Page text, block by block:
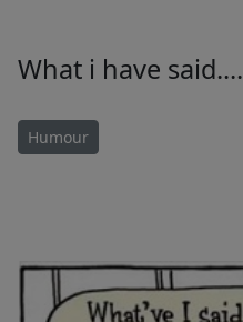
What i have said....
Humour